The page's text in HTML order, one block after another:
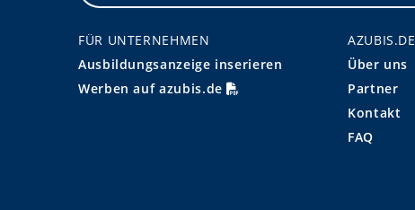
FÜR UNTERNEHMEN
Ausbildungsanzeige inserieren
Werben auf azubis.de
AZUBIS.DE
Über uns
Partner
Kontakt
FAQ